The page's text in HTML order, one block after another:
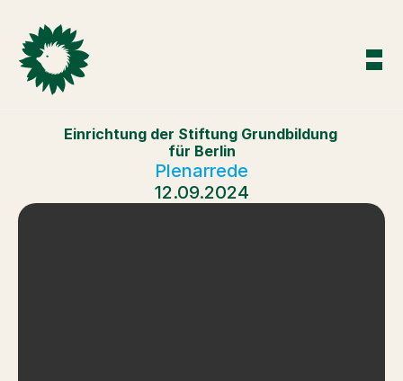
Einrichtung der Stiftung Grundbildung
für Berlin
Plenarrede
12.09.2024